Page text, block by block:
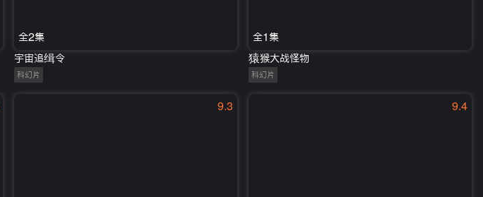
全2集
宇宙追缉令
科幻片
全1集
猿猴大战怪物
科幻片
9.3 9.4